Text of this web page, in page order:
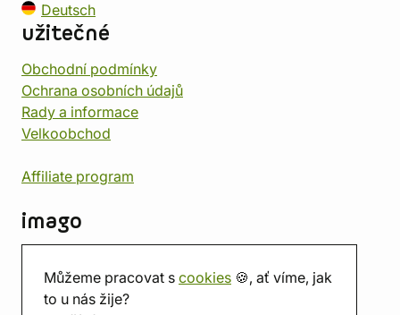
Můžeme pracovat s cookies 🍪, ať víme, jak
to u nás žije?
Deutsch
užitečné
Obchodní podmínky
Ochrana osobních údajů
Rady a informace
Velkoobchod
Affiliate program
imago
Prodejna
Herna